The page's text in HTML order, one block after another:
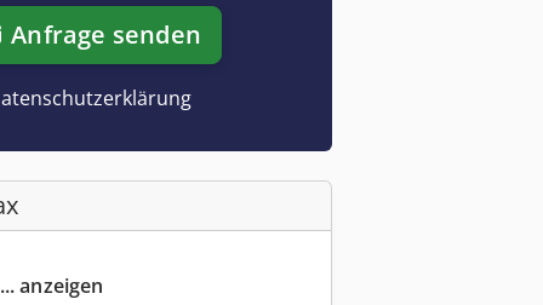
Anfrage senden
anzeigen